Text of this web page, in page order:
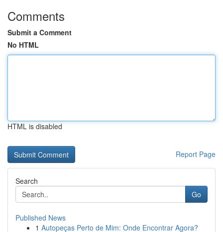
Comments
Submit a Comment
No HTML
HTML is disabled
Report Page
Search
Go
Published News
1 Autopeças Perto de Mim: Onde Encontrar Agora?